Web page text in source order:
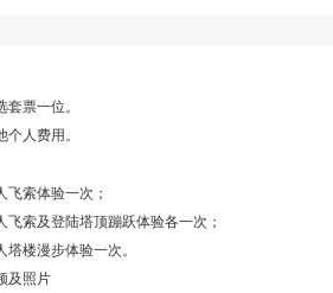
套票一位。
个人费用。
飞索体验一次；
飞索及登陆塔顶蹦跃体验各一次；
塔楼漫步体验一次。
及照片